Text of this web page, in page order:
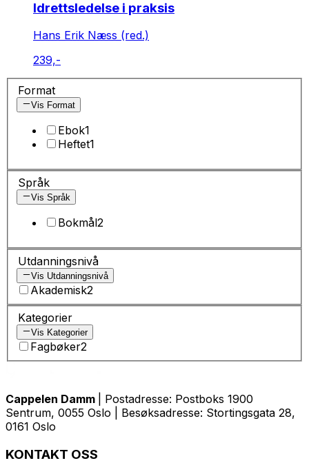
Idrettsledelse i praksis
Hans Erik Næss (red.)
239,-
Format
Vis Format
Ebok1
Heftet1
Språk
Vis Språk
Bokmål2
Utdanningsnivå
Vis Utdanningsnivå
Akademisk2
Kategorier
Vis Kategorier
Fagbøker2
Cappelen Damm
| Postadresse: Postboks 1900
Sentrum, 0055 Oslo | Besøksadresse: Stortingsgata 28,
0161 Oslo
KONTAKT OSS